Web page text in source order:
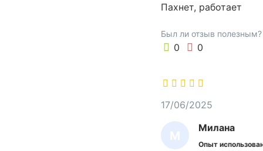
Пахнет, работает
Был ли отзыв полезным?
0 0
М
Милана
Опыт
17/06/2025